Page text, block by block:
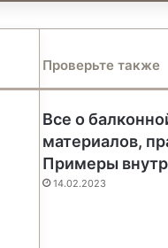
Проверьте также
Все о
материалов,
Примеры
14.02.2023